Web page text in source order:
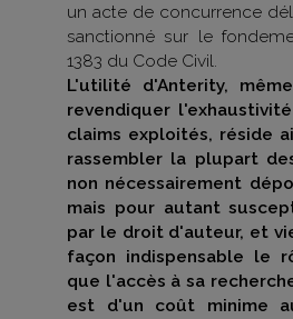
un acte de concurrence
sanctionné sur le
1383 du Code Civil.
L'utilité d'Anterity,
revendiquer
claims exploités, réside
rassembler la plupart
non nécessairement
mais pour autant
par le droit d'auteur, et
façon indispensable le
que l'accès à sa
est d'un coût minime